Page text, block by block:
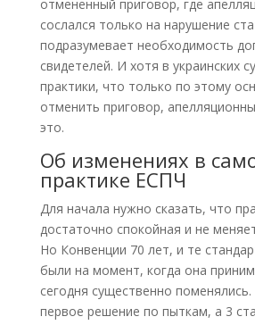
отмененный приговор, где
сослался только на нарушение
подразумевает необходимость
свидетелей. И хотя в украинских
практики, что только по этому
отменить приговор,
это.
Об изменениях в
практике ЕСПЧ
Для начала нужно сказать, что
достаточно спокойная и не
Но Конвенции 70 лет, и те
были на момент, когда она
сегодня существенно поменялись.
первое решение по пыткам, а 3